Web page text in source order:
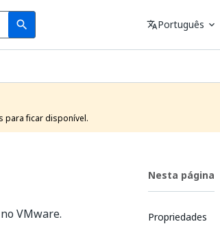
search
Search Idioma
translatePortuguês expand_more
para ficar disponível.
VMware.
Nesta página
Propriedades